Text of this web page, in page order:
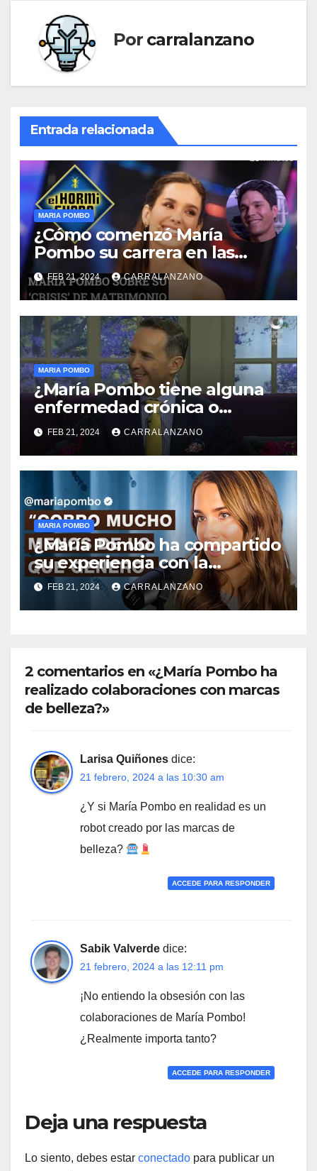
Por carralanzano
Entrada relacionada
MARIA POMBO
¿Cómo comenzó María
Pombo su carrera en las
redes sociales?
FEB 21, 2024 CARRALANZANO
MARIA POMBO
¿María Pombo tiene alguna
enfermedad crónica o
condición de salud que
comparte en redes sociales?
FEB 21, 2024 CARRALANZANO
MARIA POMBO
¿María Pombo ha compartido
su experiencia con la
maternidad en redes
sociales?
FEB 21, 2024 CARRALANZANO
2 comentarios en «¿María Pombo ha
realizado colaboraciones con marcas
de belleza?»
Larisa Quiñones dice:
21 febrero, 2024 a las 10:30 am
¿Y si María Pombo en realidad es un
robot creado por las marcas de
belleza?
ACCEDE PARA RESPONDER
Sabik Valverde dice:
21 febrero, 2024 a las 12:11 pm
¡No entiendo la obsesión con las
colaboraciones de María Pombo!
¿Realmente importa tanto?
ACCEDE PARA RESPONDER
Deja una respuesta
Lo siento, debes estar conectado para publicar un